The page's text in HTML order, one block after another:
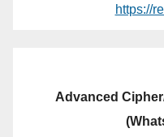
https://
Advanced